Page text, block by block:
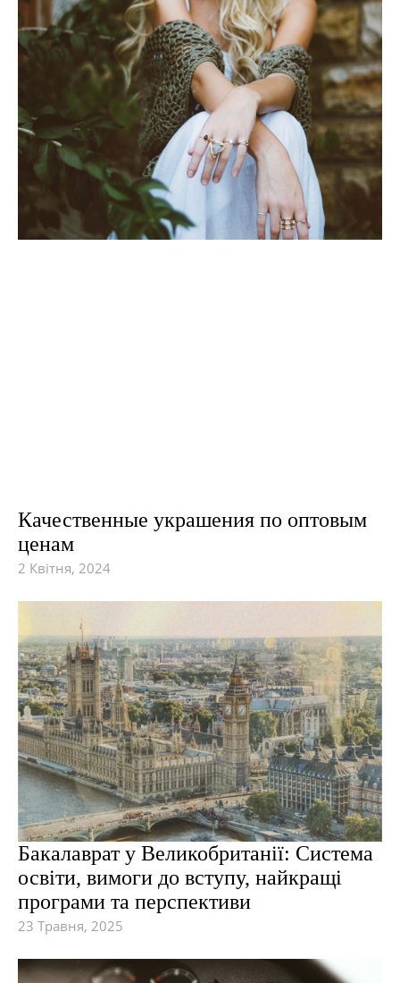
Качественные украшения по оптовым
ценам
2 Квітня, 2024
Бакалаврат у Великобританії: Система
освіти, вимоги до вступу, найкращі
програми та перспективи
23 Травня, 2025